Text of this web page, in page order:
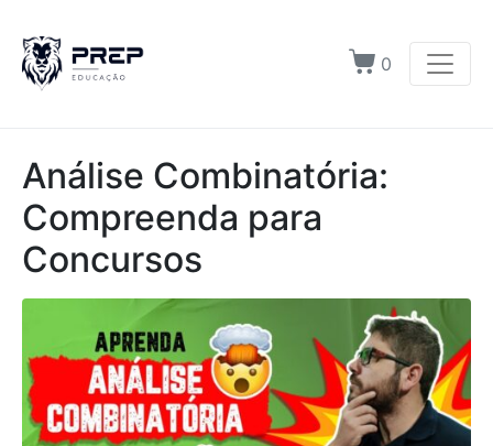
0
Análise Combinatória:
Compreenda para
Concursos